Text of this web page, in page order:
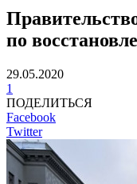
по
29.05.2020
1
ПОДЕЛИТЬСЯ
Facebook
Twitter